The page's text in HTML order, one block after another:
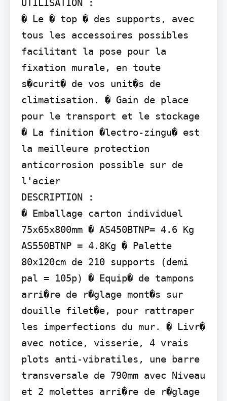
UTILISATION :
� Le � top � des supports, avec
tous les accessoires possibles
facilitant la pose pour la
fixation murale, en toute
s�curit� de vos unit�s de
climatisation. � Gain de place
pour le transport et le stockage
� La finition �lectro-zingu� est
la meilleure protection
anticorrosion possible sur de
l'acier
DESCRIPTION :
� Emballage carton individuel
75x65x800mm � AS450BTNP= 4.6 Kg
AS550BTNP = 4.8Kg � Palette
80x120cm de 210 supports (demi
pal = 105p) � Equip� de tampons
arri�re de r�glage mont�s sur
douille filet�e, pour rattraper
les imperfections du mur. � Livr�
avec notice, visserie, 4 vrais
plots anti-vibratiles, une barre
transversale de 790mm avec Niveau
et 2 molettes arri�re de r�glage